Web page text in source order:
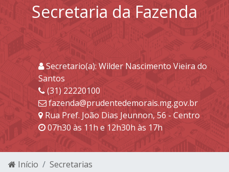
Secretaria da Fazenda
Secretario(a): Wilder Nascimento Vieira do
Santos
(31) 22220100
fazenda@prudentedemorais.mg.gov.br
Rua Pref. João Dias Jeunnon, 56 - Centro
07h30 às 11h e 12h30h às 17h
Início Secretarias